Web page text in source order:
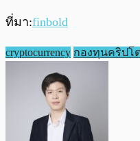
ที่มา:finbold
cryptocurrency กองทุนคริปโ